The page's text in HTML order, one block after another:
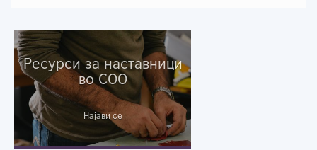
Ресурси за наставници
во СОО
Најави се